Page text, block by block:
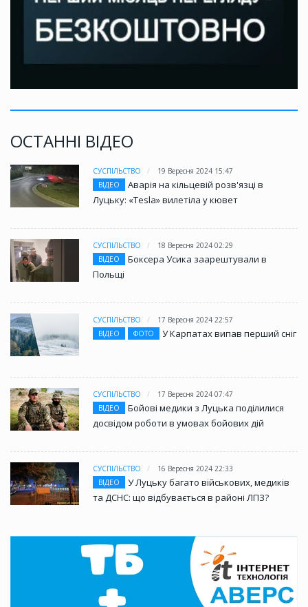
ОСТАННІ ВІДЕО
СУСПІЛЬСТВО
19 Вересня 2024 15:47
ВІДЕО
Аварія на кільцевій розв'язці в
Луцьку: «Tesla» вилетіла у кювет
СУСПІЛЬСТВО
18 Вересня 2024 02:29
ВІДЕО
Боксера Усика заарештували в
Польщі
СУСПІЛЬСТВО
17 Вересня 2024 22:57
ВІДЕО
ФОТО У Карпатах випав перший сніг
СУСПІЛЬСТВО
17 Вересня 2024 07:47
ВІДЕО
Бойові медики з Луцька поділилися
досвідом роботи в умовах бойових дій
СУСПІЛЬСТВО
16 Вересня 2024 22:33
ВІДЕО
У Луцьку багато військових, медиків
та ДСНС: що відбувається в районі ЛПЗ?